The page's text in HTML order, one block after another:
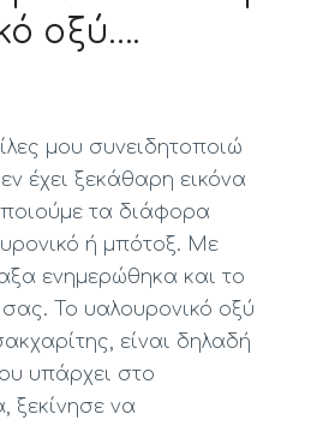
οξύ….
μου συνειδητοποιώ
έχει ξεκάθαρη εικόνα
τα διάφορα
ή μπότοξ. Με
ενημερώθηκα και το
Το υαλουρονικό οξύ
είναι δηλαδή
υπάρχει στο
ξεκίνησε να